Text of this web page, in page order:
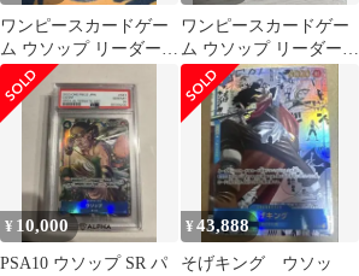
ワンピースカードゲー
ム ウソップ リーダーパ
ラレル ②
ワンピースカードゲー
ム ウソップ リーダーパ
ラレル
¥ 10,000
PSA10 ウソップ SR パ
¥43,888
そげキング ウソッ